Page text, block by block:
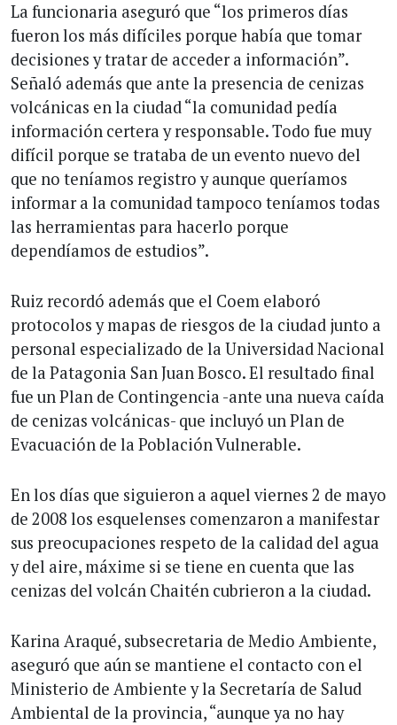
La funcionaria aseguró que “los primeros días
fueron los más difíciles porque había que tomar
decisiones y tratar de acceder a información”.
Señaló además que ante la presencia de cenizas
volcánicas en la ciudad “la comunidad pedía
información certera y responsable. Todo fue muy
difícil porque se trataba de un evento nuevo del
que no teníamos registro y aunque queríamos
informar a la comunidad tampoco teníamos todas
las herramientas para hacerlo porque
dependíamos de estudios”.
Ruiz recordó además que el Coem elaboró
protocolos y mapas de riesgos de la ciudad junto a
personal especializado de la Universidad Nacional
de la Patagonia San Juan Bosco. El resultado final
fue un Plan de Contingencia -ante una nueva caída
de cenizas volcánicas- que incluyó un Plan de
Evacuación de la Población Vulnerable.
En los días que siguieron a aquel viernes 2 de mayo
de 2008 los esquelenses comenzaron a manifestar
sus preocupaciones respeto de la calidad del agua
y del aire, máxime si se tiene en cuenta que las
cenizas del volcán Chaitén cubrieron a la ciudad.
Karina Araqué, subsecretaria de Medio Ambiente,
aseguró que aún se mantiene el contacto con el
Ministerio de Ambiente y la Secretaría de Salud
Ambiental de la provincia, “aunque ya no hay